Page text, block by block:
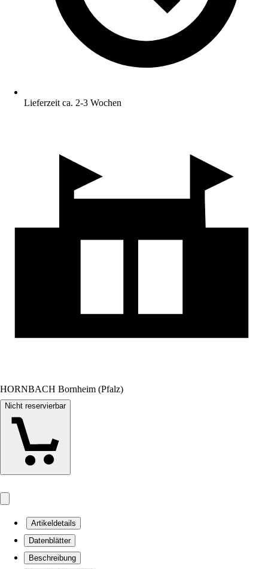
Lieferzeit ca. 2-3 Wochen
HORNBACH Bornheim (Pfalz)
Nicht reservierbar
Artikeldetails
Datenblätter
Beschreibung